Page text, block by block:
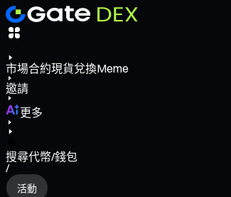
市場合約現貨兌換Meme
邀請
更多
搜尋代幣/錢包
/
活動